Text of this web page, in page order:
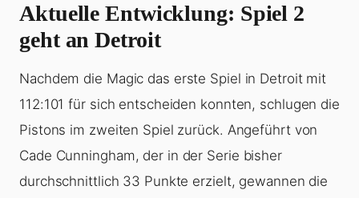
Aktuelle Entwicklung: Spiel 2
geht an Detroit
Nachdem die Magic das erste Spiel in Detroit mit
112:101 für sich entscheiden konnten, schlugen die
Pistons im zweiten Spiel zurück. Angeführt von
Cade Cunningham, der in der Serie bisher
durchschnittlich 33 Punkte erzielt, gewannen die